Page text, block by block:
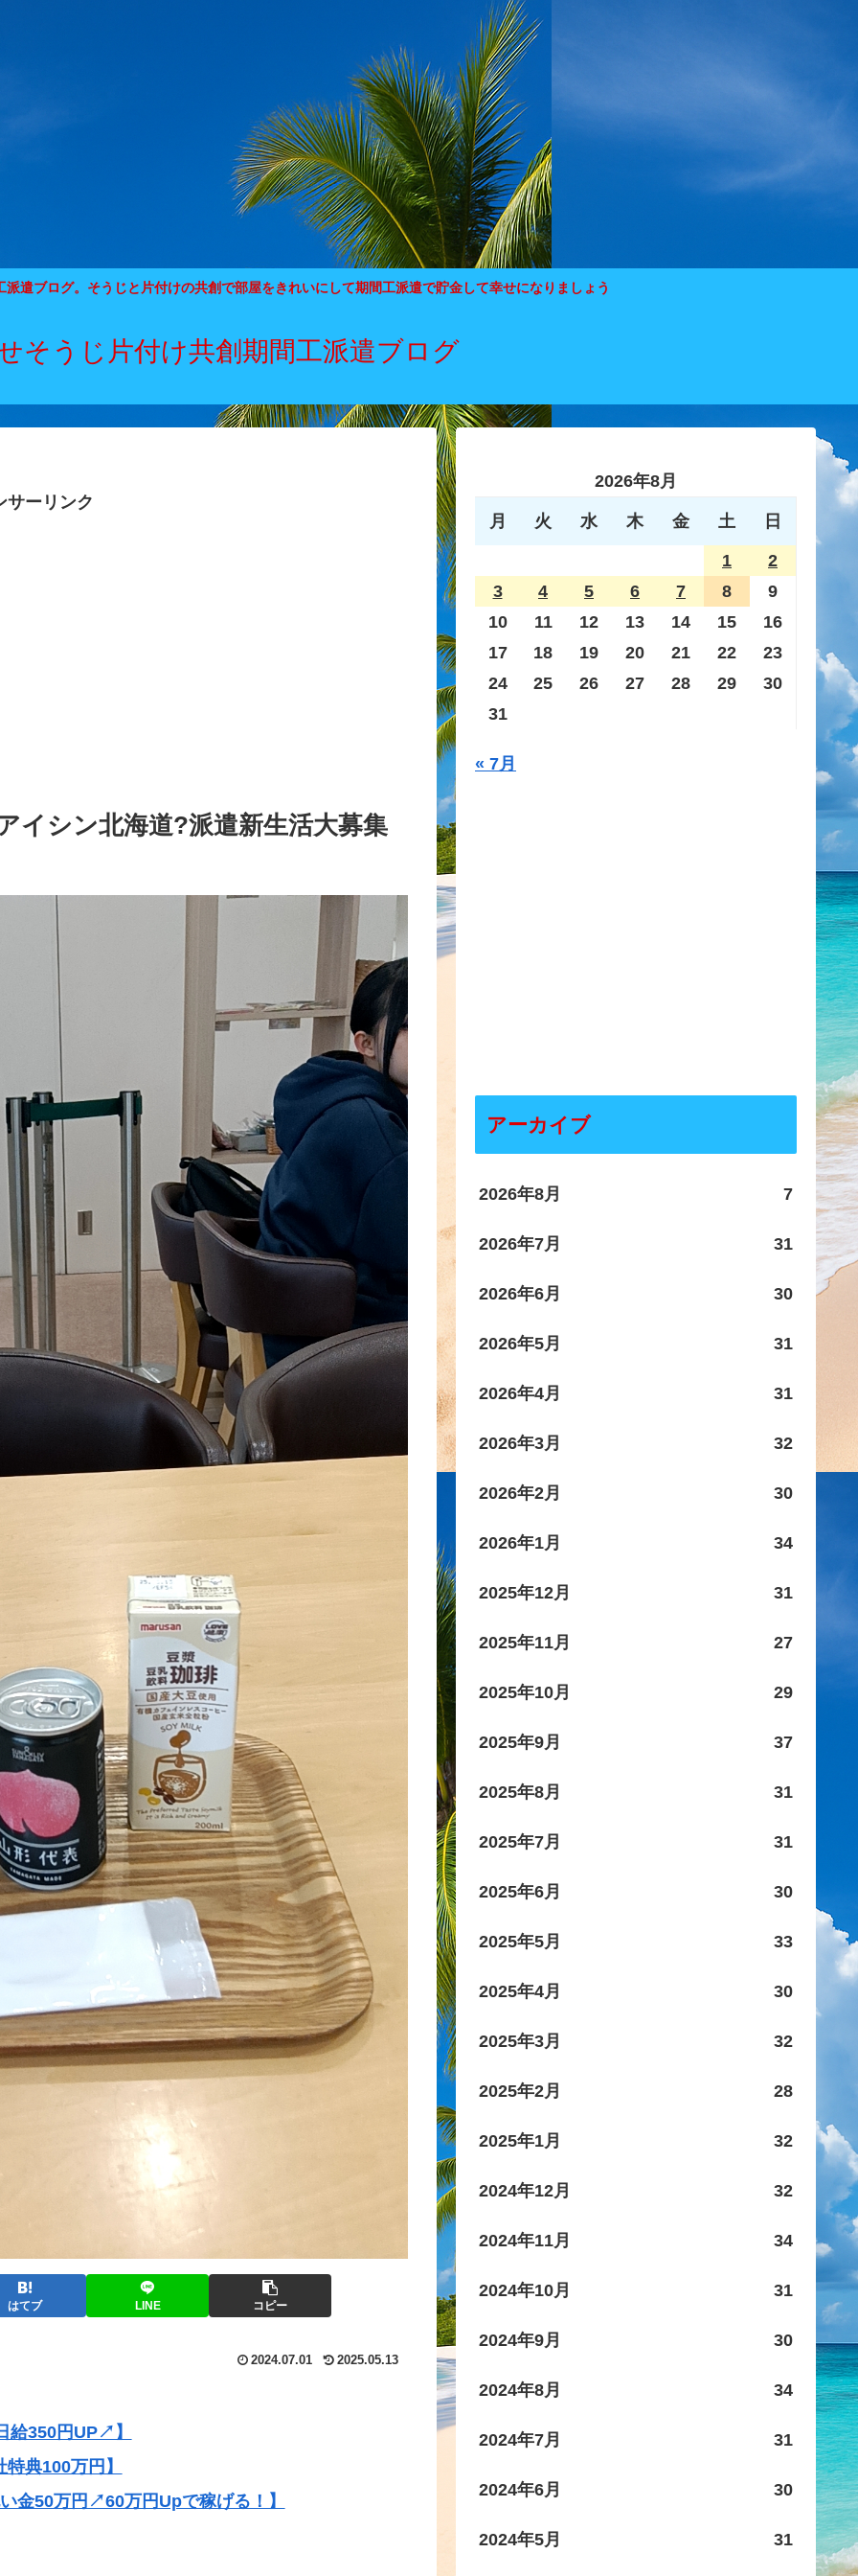
遣ブログ。そうじと片付けの共創で部屋をきれいにして期間工派遣で貯金して幸せになりましょう
そうじ片付け共創期間工派遣ブログ
サーリンク
イシン北海道?派遣新生活大募集
はてブ LINE コピー
2024.07.01 2025.05.13
給350円UP↗】
典100万円】
金50万円↗60万円Upで稼げる！】
2026年8月
月 火 水 木 金 土 日
1
2
3
4 5 6 7 8
9
10
11 12 13 14 15
16
17
18 19 20 21 22
23
24
25 26 27 28 29
30
31
« 7月
アーカイブ
2026年8月 7
2026年7月 31
2026年6月 30
2026年5月 31
2026年4月 31
2026年3月 32
2026年2月 30
2026年1月 34
2025年12月 31
2025年11月 27
2025年10月 29
2025年9月 37
2025年8月 31
2025年7月 31
2025年6月 30
2025年5月 33
2025年4月 30
2025年3月 32
2025年2月 28
2025年1月 32
2024年12月 32
2024年11月 34
2024年10月 31
2024年9月 30
2024年8月 34
2024年7月 31
2024年6月 30
2024年5月 31